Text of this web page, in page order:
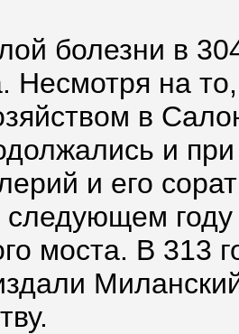
болезни в
Несмотря на
в
и
и его
следующем
моста. В 313